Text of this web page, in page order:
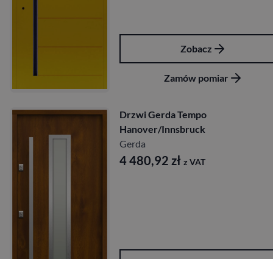
Zobacz
Zamów pomiar
Drzwi Gerda Tempo
Hanover/Innsbruck
Gerda
4 480,92 zł z VAT